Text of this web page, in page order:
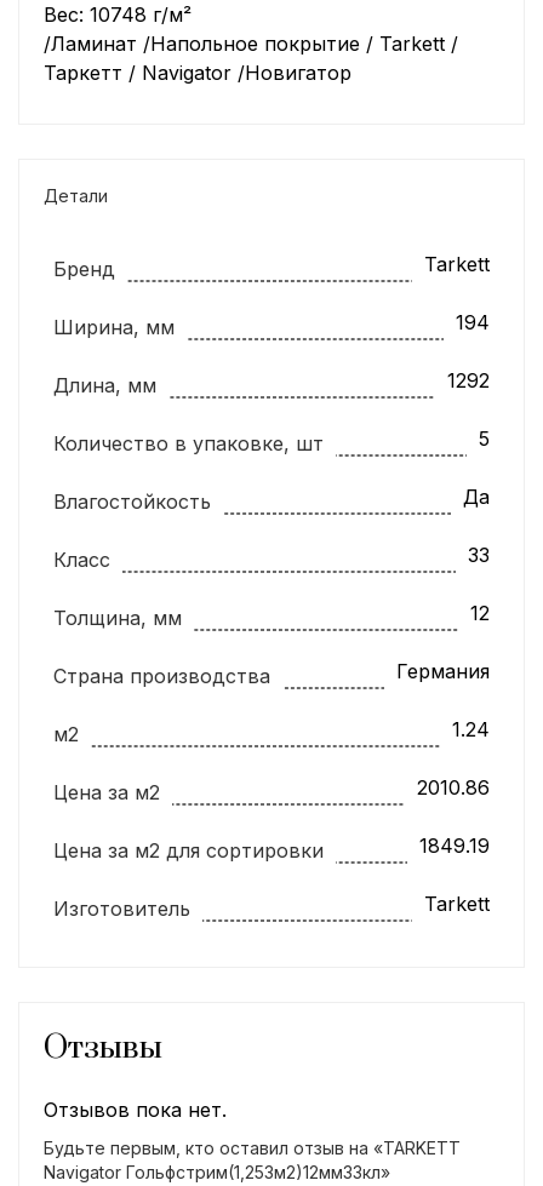
Вес: 10748 г/м²
/Ламинат /Напольное покрытие / Tarkett /
Таркетт / Navigator /Новигатор
Детали
Бренд Tarkett
Ширина, мм 194
Длина, мм 1292
Количество в упаковке, шт 5
Влагостойкость Да
Класс 33
Толщина, мм 12
Страна производства Германия
м2 1.24
Цена за м2 2010.86
Цена за м2 для сортировки 1849.19
Изготовитель Tarkett
Отзывы
Отзывов пока нет.
Будьте первым, кто оставил отзыв на «TARKETT
Navigator Гольфстрим(1,253м2)12мм33кл»